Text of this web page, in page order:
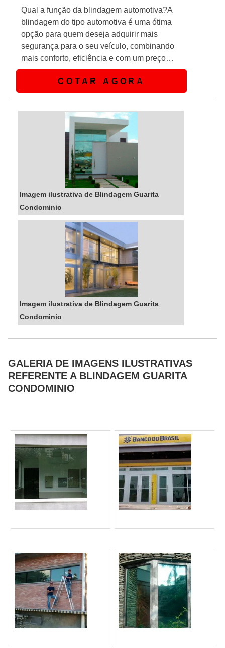
Qual a função da blindagem automotiva?A
blindagem do tipo automotiva é uma ótima
opção para quem deseja adquirir mais
segurança para o seu veículo, combinando
mais conforto, eficiência e com um preço
acessível dentro do mercado.Qual o grande
diferencial na blindagem em automóveis?A
blindagem automotiva pode ser aplicada em
garantia de 3 até 10 anos dependendo da
escolha do vidro, outro fator importa...
COTAR AGORA
Imagem ilustrativa de Blindagem Guarita
Condominio
Imagem ilustrativa de Blindagem Guarita
Condominio
GALERIA DE IMAGENS ILUSTRATIVAS
REFERENTE A BLINDAGEM GUARITA
CONDOMINIO